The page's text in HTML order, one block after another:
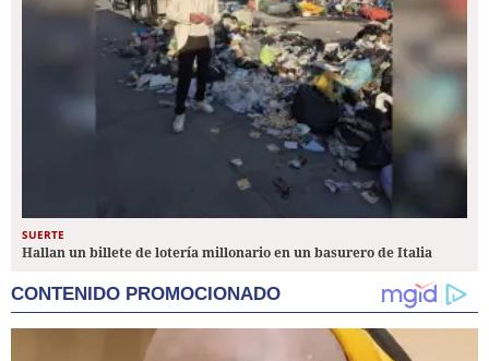
SUERTE
Hallan un billete de lotería millonario en un basurero de Italia
CONTENIDO PROMOCIONADO